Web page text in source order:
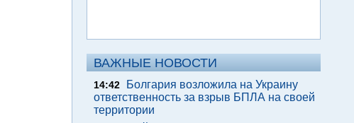
ВАЖНЫЕ НОВОСТИ
14:42
Болгария возложила на Украину
ответственность за взрыв БПЛА на своей
территории